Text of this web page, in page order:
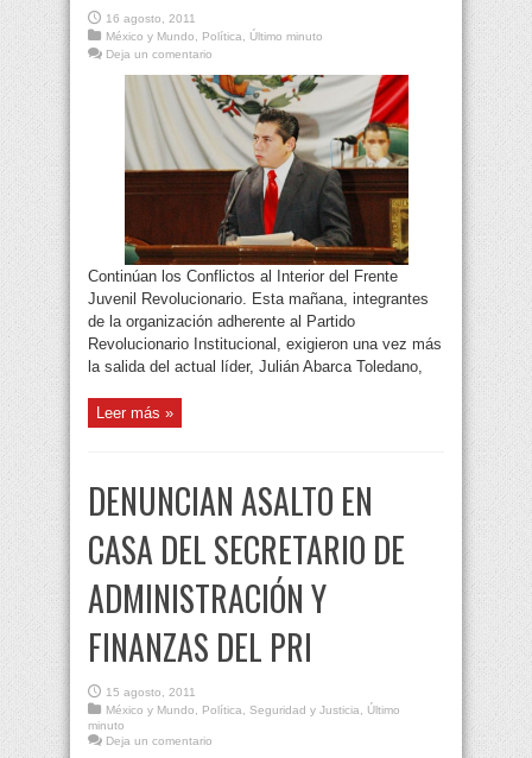
16 agosto, 2011
México y Mundo
Política
Último minuto
Deja un comentario
Continúan los Conflictos al Interior del Frente
Juvenil Revolucionario. Esta mañana, integrantes
de la organización adherente al Partido
Revolucionario Institucional, exigieron una vez más
la salida del actual líder, Julián Abarca Toledano,
Leer más »
DENUNCIAN ASALTO EN
CASA DEL SECRETARIO DE
ADMINISTRACIÓN Y
FINANZAS DEL PRI
15 agosto, 2011
México y Mundo
Política Seguridad y Justicia
Último
minuto
Deja un comentario